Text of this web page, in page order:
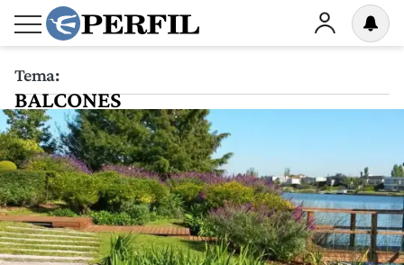
Tema:
BALCONES